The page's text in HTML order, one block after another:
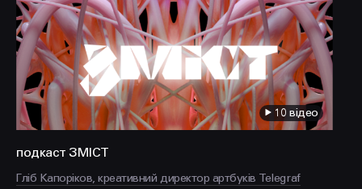
FACEBOOK LINKEDIN
10 відео
подкаст ЗМІСТ
Гліб Капоріков, креативний директор артбуків Telegraf